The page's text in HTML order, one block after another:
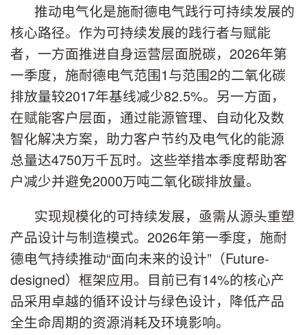
推动电气化是施耐德电气践行可持续发展的
核心路径。作为可持续发展的践行者与赋能
者，一方面推进自身运营层面脱碳，2026年第
一季度，施耐德电气范围1与范围2的二氧化碳
排放量较2017年基线减少82.5%。另一方面，
在赋能客户层面，通过能源管理、自动化及数
智化解决方案，助力客户节约及电气化的能源
总量达4750万千瓦时。这些举措本季度帮助客
户减少并避免2000万吨二氧化碳排放量。
实现规模化的可持续发展，亟需从源头重塑
产品设计与制造模式。2026年第一季度，施耐
德电气持续推动“面向未来的设计”（Future-
designed）框架应用。目前已有14%的核心产
品采用卓越的循环设计与绿色设计，降低产品
全生命周期的资源消耗及环境影响。